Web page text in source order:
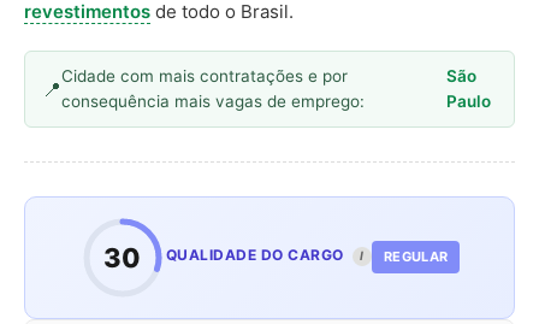
revestimentos de todo o Brasil.
Cidade com mais contratações e por
consequência mais vagas de emprego:
São
Paulo
30 QUALIDADE DO CARGO I REGULAR